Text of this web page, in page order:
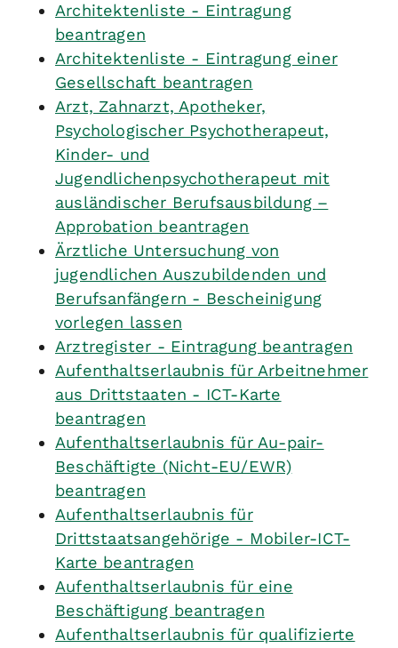
Architektenliste - Eintragung
beantragen
Architektenliste - Eintragung einer
Gesellschaft beantragen
Arzt, Zahnarzt, Apotheker,
Psychologischer Psychotherapeut,
Kinder- und
Jugendlichenpsychotherapeut mit
ausländischer Berufsausbildung –
Approbation beantragen
Ärztliche Untersuchung von
jugendlichen Auszubildenden und
Berufsanfängern - Bescheinigung
vorlegen lassen
Arztregister - Eintragung beantragen
Aufenthaltserlaubnis für Arbeitnehmer
aus Drittstaaten - ICT-Karte
beantragen
Aufenthaltserlaubnis für Au-pair-
Beschäftigte (Nicht-EU/EWR)
beantragen
Aufenthaltserlaubnis für
Drittstaatsangehörige - Mobiler-ICT-
Karte beantragen
Aufenthaltserlaubnis für eine
Beschäftigung beantragen
Aufenthaltserlaubnis für qualifizierte